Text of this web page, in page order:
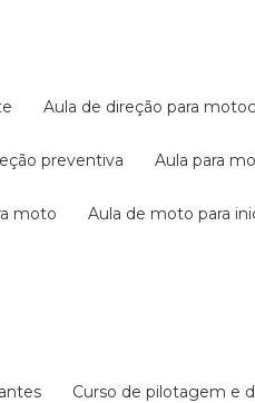
aula de direção para
preventiva aula para
moto aula de moto para
curso de pilotagem e